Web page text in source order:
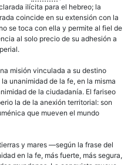
ilícita para el hebreo; la
coincide en su extensión con la
se toca con ella y permite al fiel de
al solo precio de su adhesión a
misión vinculada a su destino
unanimidad de la fe, en la misma
de la ciudadanía. El fariseo
la de la anexión territorial: son
que mueven el mundo
y mares —según la frase del
en la fe, más fuerte, más segura,